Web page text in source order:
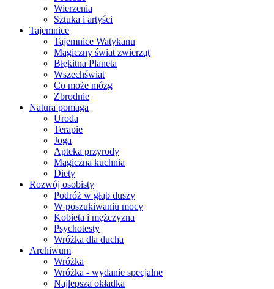
Wierzenia
Sztuka i artyści
Tajemnice
Tajemnice Watykanu
Magiczny świat zwierząt
Błękitna Planeta
Wszechświat
Co może mózg
Zbrodnie
Natura pomaga
Uroda
Terapie
Joga
Apteka przyrody
Magiczna kuchnia
Diety
Rozwój osobisty
Podróż w głąb duszy
W poszukiwaniu mocy
Kobieta i mężczyzna
Psychotesty
Wróżka dla ducha
Archiwum
Wróżka
Wróżka - wydanie specjalne
Najlepsza okładka